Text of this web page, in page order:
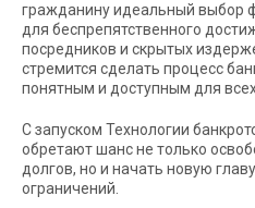
гражданину идеальный выбор
для беспрепятственного
посредников и скрытых
стремится сделать процесс
понятным и доступным для
С запуском Технологии
обретают шанс не только
долгов, но и начать новую
ограничений.